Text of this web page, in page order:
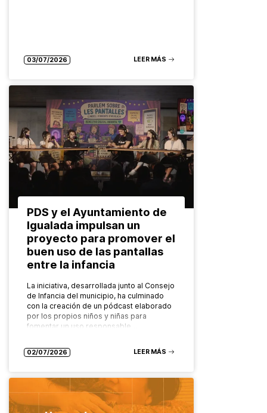
03/07/2026 LEER MÁS
PDS y el Ayuntamiento de
Igualada impulsan un
proyecto para promover el
buen uso de las pantallas
entre la infancia
La iniciativa, desarrollada junto al Consejo
de Infancia del municipio, ha culminado
con la creación de un pódcast elaborado
por los propios niños y niñas para
fomentar un uso responsable…
02/07/2026 LEER MÁS